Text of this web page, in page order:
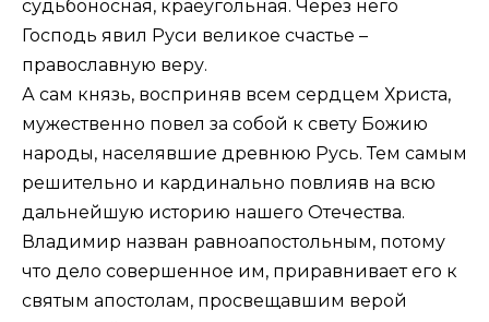
судьбоносная, краеугольная. Через него
Господь явил Руси великое счастье –
православную веру.
А сам князь, восприняв всем сердцем Христа,
мужественно повел за собой к свету Божию
народы, населявшие древнюю Русь. Тем самым
решительно и кардинально повлияв на всю
дальнейшую историю нашего Отечества.
Владимир назван равноапостольным, потому
что дело совершенное им, приравнивает его к
святым апостолам, просвещавшим верой